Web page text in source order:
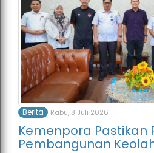
Berita Rabu, 8 Juli 2026
Kemenpora Pastikan
Pembangunan